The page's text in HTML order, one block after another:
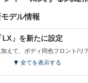
デル情報
」を新たに設定
全てを表示する